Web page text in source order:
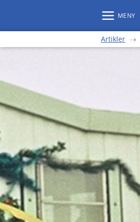
MENY
Artikler